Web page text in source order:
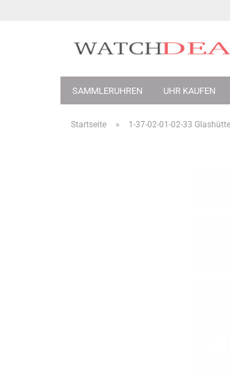
SAMMLERUHREN UHR KAUFEN
Startseite » 1-37-02-01-02-33